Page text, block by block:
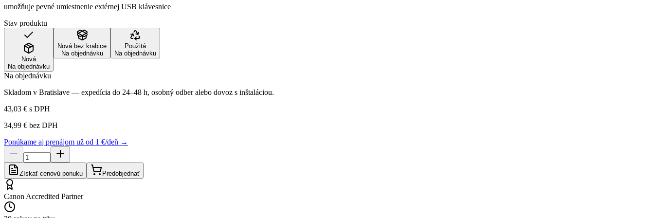
umožňuje pevné umiestnenie extérnej USB klávesnice
Stav produktu
Nová
Na objednávku
Nová bez krabice
Na objednávku
Použitá
Na objednávku
Na objednávku
Skladom v Bratislave — expedícia do 24–48 h, osobný odber alebo dovoz s inštaláciou.
43,03 € s DPH
34,99 € bez DPH
Ponúkame aj prenájom už od 1 €/deň →
Získať cenovú ponuku Predobjednať
Canon Accredited Partner